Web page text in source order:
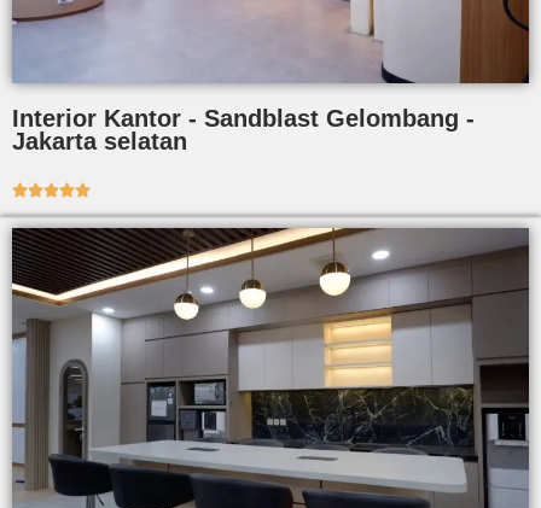
Interior Kantor - Sandblast Gelombang -
Jakarta selatan
